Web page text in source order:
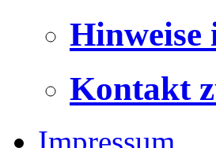
Hinweise
Kontakt